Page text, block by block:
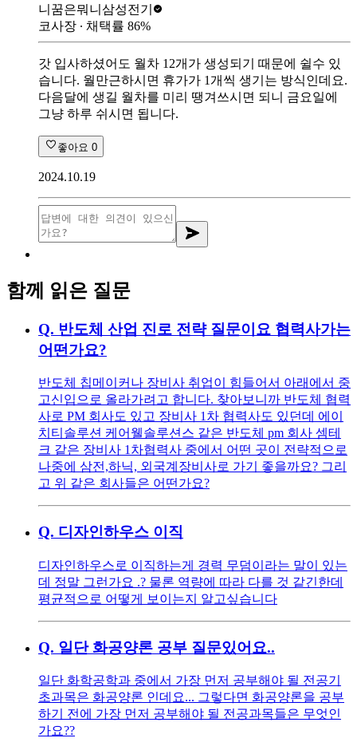
니꿈은뭐니 삼성전기
코사장 ∙ 채택률 86%
갓 입사하셨어도 월차 12개가 생성되기 때문에 쉴수 있
습니다. 월만근하시면 휴가가 1개씩 생기는 방식인데요.
다음달에 생길 월차를 미리 땡겨쓰시면 되니 금요일에
그냥 하루 쉬시면 됩니다.
좋아요 0
2024.10.19
함께 읽은 질문
Q. 반도체 산업 진로 전략 질문이요 협력사가는
어떤가요?
반도체 칩메이커나 장비사 취업이 힘들어서 아래에서 중
고신입으로 올라가려고 합니다. 찾아보니까 반도체 협력
사로 PM 회사도 있고 장비사 1차 협력사도 있던데 에이
치티솔루션 케어웰솔루션스 같은 반도체 pm 회사 셈테
크 같은 장비사 1차협력사 중에서 어떤 곳이 전략적으로
나중에 삼전,하닉, 외국계장비사로 가기 좋을까요? 그리
고 위 같은 회사들은 어떤가요?
Q. 디자인하우스 이직
디자인하우스로 이직하는게 경력 무덤이라는 말이 있는
데 정말 그런가요 .? 물론 역량에 따라 다를 것 같긴한데
평균적으로 어떻게 보이는지 알고싶습니다
Q. 일단 화공양론 공부 질문있어요..
일단 화학공학과 중에서 가장 먼저 공부해야 될 전공기
초과목은 화공양론 인데요... 그렇다면 화공양론을 공부
하기 전에 가장 먼저 공부해야 될 전공과목들은 무엇인
가요??